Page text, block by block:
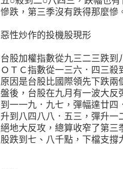
慘跌，第三季沒有跌得那麼慘
惡性炒作的投機股現形
台股加權指數從九三二三跌
ＯＴＣ指數從一三六．四三
原因是台股比國際領先下跌
盤後，台股在九月有一波大反
到一一九．九七，彈幅達廿
升到八四八八．五三，彈升一
絕地大反攻，總算收窄了第三
股跌到七、八千點，下檔支撐